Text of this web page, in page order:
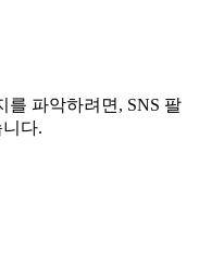
를 파악하려면, SNS 팔
다.